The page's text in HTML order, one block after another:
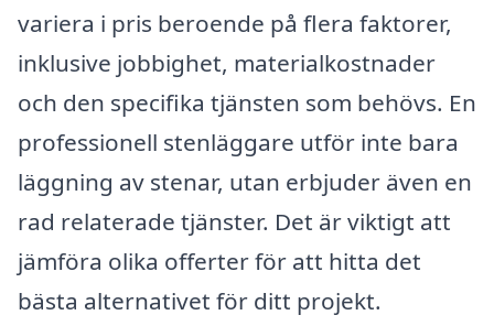
variera i pris beroende på flera faktorer,
inklusive jobbighet, materialkostnader
och den specifika tjänsten som behövs. En
professionell stenläggare utför inte bara
läggning av stenar, utan erbjuder även en
rad relaterade tjänster. Det är viktigt att
jämföra olika offerter för att hitta det
bästa alternativet för ditt projekt.